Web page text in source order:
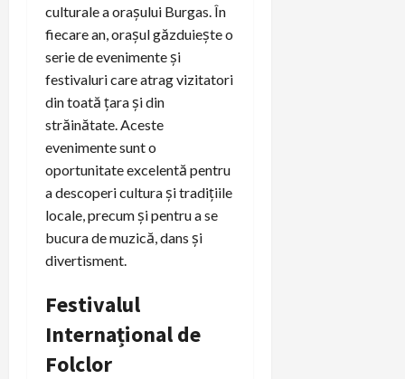
culturale a orașului Burgas. În
fiecare an, orașul găzduiește o
serie de evenimente și
festivaluri care atrag vizitatori
din toată țara și din
străinătate. Aceste
evenimente sunt o
oportunitate excelentă pentru
a descoperi cultura și tradițiile
locale, precum și pentru a se
bucura de muzică, dans și
divertisment.
Festivalul
Internațional de
Folclor